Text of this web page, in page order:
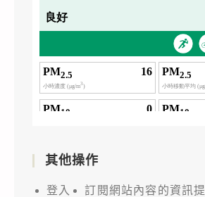
其他操作
登入
訂閱網站內容的資訊